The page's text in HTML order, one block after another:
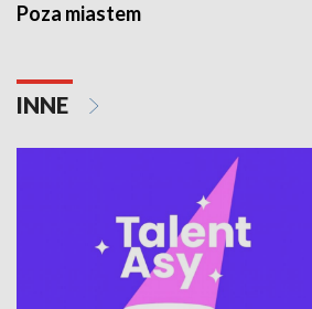
Poza miastem
INNE